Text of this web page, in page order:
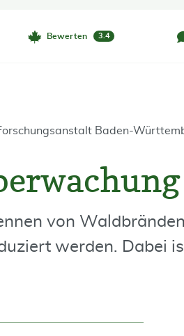
Bewerten 3.4
Baden-
von
werden. Dabei